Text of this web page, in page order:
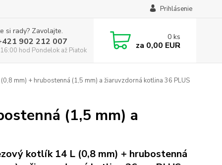
Prihlásenie
si rady? Zavolajte.
902 212 007
hod Pondelok až Piatok
0 ks
za 0,00 EUR
mm) + hrubostenná (1,5 mm) a žiaruvzdorná kotlina 36 PLUS
(1,5 mm) a
kotlík 14 L (0,8 mm) + hrubostenná